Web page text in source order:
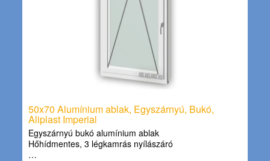
50x70 Alumínium ablak, Egyszárnyú, Bukó,
Aliplast Imperial
Egyszárnyú bukó alumínium ablak
Hőhídmentes, 3 légkamrás nyílászáró
…